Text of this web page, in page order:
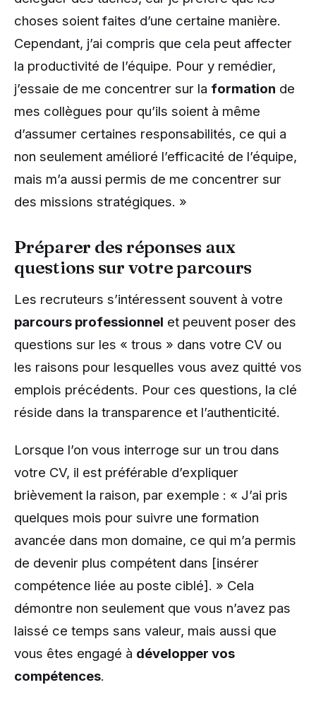
choses soient faites d’une certaine manière.
Cependant, j’ai compris que cela peut affecter
la productivité de l’équipe. Pour y remédier,
j’essaie de me concentrer sur la formation de
mes collègues pour qu’ils soient à même
d’assumer certaines responsabilités, ce qui a
non seulement amélioré l’efficacité de l’équipe,
mais m’a aussi permis de me concentrer sur
des missions stratégiques. »
Préparer des réponses aux
questions sur votre parcours
Les recruteurs s’intéressent souvent à votre
parcours professionnel et peuvent poser des
questions sur les « trous » dans votre CV ou
les raisons pour lesquelles vous avez quitté vos
emplois précédents. Pour ces questions, la clé
réside dans la transparence et l’authenticité.
Lorsque l’on vous interroge sur un trou dans
votre CV, il est préférable d’expliquer
brièvement la raison, par exemple : « J’ai pris
quelques mois pour suivre une formation
avancée dans mon domaine, ce qui m’a permis
de devenir plus compétent dans [insérer
compétence liée au poste ciblé]. » Cela
démontre non seulement que vous n’avez pas
laissé ce temps sans valeur, mais aussi que
vous êtes engagé à développer vos
compétences.